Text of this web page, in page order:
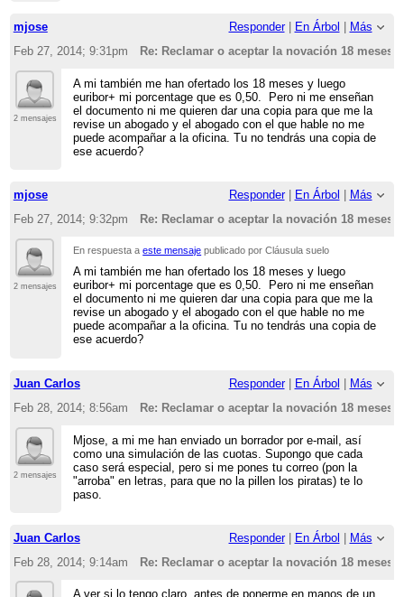
mjose Responder| En Árbol
Más
Feb 27, 2014; 9:31pm
Re: Reclamar o aceptar la novación 18 meses?
2 mensajes
A mi también me han ofertado los 18 meses y luego
euribor+ mi porcentage que es 0,50. Pero ni me enseñan
el documento ni me quieren dar una copia para que me la
revise un abogado y el abogado con el que hable no me
puede acompañar a la oficina. Tu no tendrás una copia de
ese acuerdo?
mjose Responder| En Árbol
Más
Feb 27, 2014; 9:32pm
Re: Reclamar o aceptar la novación 18 meses?
2 mensajes
En respuesta aeste mensaje publicado por Cláusula suelo
A mi también me han ofertado los 18 meses y luego
euribor+ mi porcentage que es 0,50. Pero ni me enseñan
el documento ni me quieren dar una copia para que me la
revise un abogado y el abogado con el que hable no me
puede acompañar a la oficina. Tu no tendrás una copia de
ese acuerdo?
Juan Carlos Responder| En Árbol
Más
Feb 28, 2014; 8:56am
Re: Reclamar o aceptar la novación 18 meses?
2 mensajes
Mjose, a mi me han enviado un borrador por e-mail, así
como una simulación de las cuotas. Supongo que cada
caso será especial, pero si me pones tu correo (pon la
"arroba" en letras, para que no la pillen los piratas) te lo
paso.
Juan Carlos Responder| En Árbol
Más
Feb 28, 2014; 9:14am
Re: Reclamar o aceptar la novación 18 meses?
A ver si lo tengo claro, antes de ponerme en manos de un